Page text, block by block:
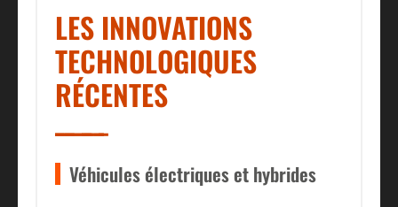
LES INNOVATIONS
TECHNOLOGIQUES
RÉCENTES
Véhicules électriques et hybrides